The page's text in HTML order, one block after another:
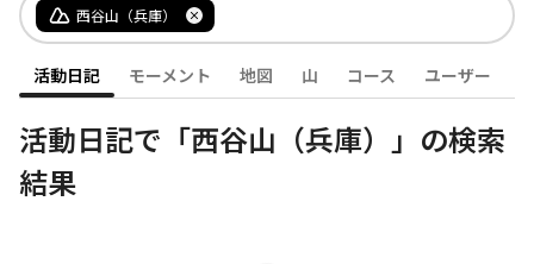
西谷山（兵庫）
活動日記 モーメント 地図 山 コース ユーザー
活動日記で「西谷山（兵庫）」の検索
結果